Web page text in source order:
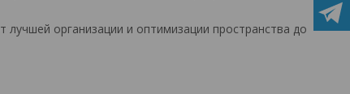
организации и оптимизации пространства до